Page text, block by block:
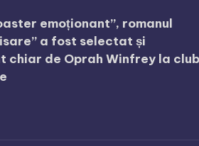
emoționant”, romanul
a fost selectat și
chiar de Oprah Winfrey la